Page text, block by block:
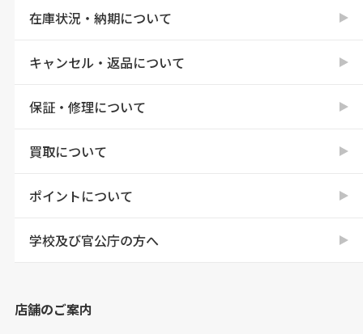
在庫状況・納期について
キャンセル・返品について
保証・修理について
買取について
ポイントについて
学校及び官公庁の方へ
店舗のご案内